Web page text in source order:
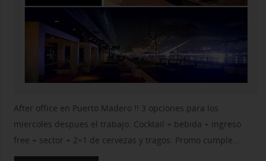
After office en Puerto Madero !! 3 opciones para los
miercoles despues el trabajo: Cocktail + bebida + ingreso
free + sector + 2×1 de cervezas y tragos. Promo cumple…